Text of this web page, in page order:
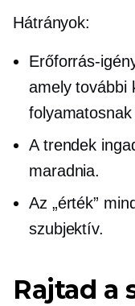
Hátrányok:
Erőforrás-
amely további
folyamatosnak
A trendek
maradnia.
Az „érték”
szubjektív.
Rajtad a